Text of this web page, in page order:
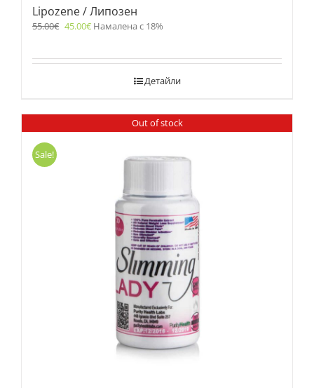
Lipozene / Липозен
55.00€ 45.00€ Намалена с 18%
Детайли
Out of stock
Sale!